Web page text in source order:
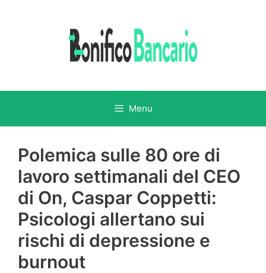
Menu
Polemica sulle 80 ore di
lavoro settimanali del CEO
di On, Caspar Coppetti:
Psicologi allertano sui
rischi di depressione e
burnout